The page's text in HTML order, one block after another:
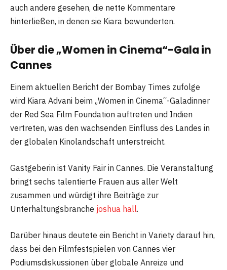
auch andere gesehen, die nette Kommentare
hinterließen, in denen sie Kiara bewunderten.
Über die „Women in Cinema“-Gala in
Cannes
Einem aktuellen Bericht der Bombay Times zufolge
wird Kiara Advani beim „Women in Cinema“-Galadinner
der Red Sea Film Foundation auftreten und Indien
vertreten, was den wachsenden Einfluss des Landes in
der globalen Kinolandschaft unterstreicht.
Gastgeberin ist Vanity Fair in Cannes. Die Veranstaltung
bringt sechs talentierte Frauen aus aller Welt
zusammen und würdigt ihre Beiträge zur
Unterhaltungsbranche joshua hall.
Darüber hinaus deutete ein Bericht in Variety darauf hin,
dass bei den Filmfestspielen von Cannes vier
Podiumsdiskussionen über globale Anreize und